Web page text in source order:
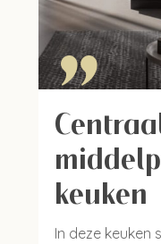
"
keuken
In deze keuken